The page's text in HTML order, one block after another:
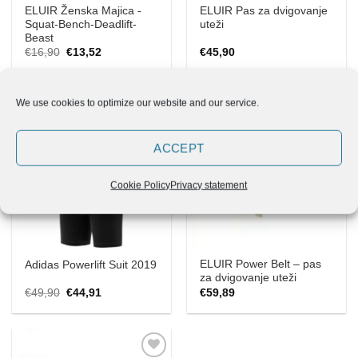
We use cookies to optimize our website and our service.
ACCEPT
Cookie PolicyPrivacy statement
ELUIR Ženska Majica -
Squat-Bench-Deadlift-
Beast
€16,90 Izvirna
€13,52Trenutna
ELUIR Pas za dvigovanje
uteži
€45,90
-10%
Wishlist
Adidas Powerlift Suit 2019
€49,90 Izvirna
cena
je
€44,91
je:
Nov
Wishlist
ELUIR Power Belt – pas
za dvigovanje uteži
€59,89